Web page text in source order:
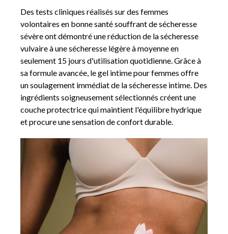
Des tests cliniques réalisés sur des femmes
volontaires en bonne santé souffrant de sécheresse
sévère ont démontré une réduction de la sécheresse
vulvaire à une sécheresse légère à moyenne en
seulement 15 jours d'utilisation quotidienne. Grâce à
sa formule avancée, le gel intime pour femmes offre
un soulagement immédiat de la sécheresse intime. Des
ingrédients soigneusement sélectionnés créent une
couche protectrice qui maintient l'équilibre hydrique
et procure une sensation de confort durable.